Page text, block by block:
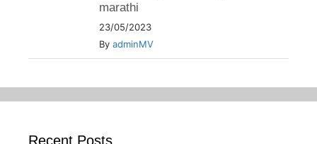
marathi
23/05/2023
By adminMV
Recent Posts